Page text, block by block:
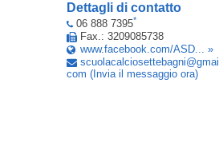
Dettagli di contatto
06 888 7395*
Fax.: 3209085738
www.facebook.com/ASD... »
scuolacalciosettebagni@gmail
com (Invia il messaggio ora)